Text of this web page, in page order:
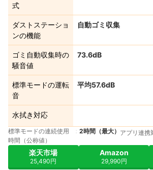
式
ダストステーショ
ンの機能
自動ゴミ収集
ゴミ自動収集時の
騒音値
73.6dB
標準モードの運転
音
平均57.6dB
水拭き対応
標準モードの連続使用
時間（公称値）
2時間（最大） アプリ連携
楽天市場
25,490円
Amazon
29,990円